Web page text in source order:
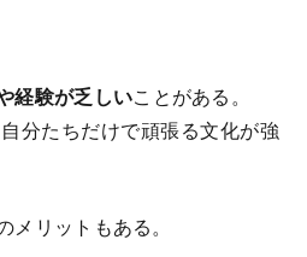
経験が乏しいことがある。
分たちだけで頑張る文化が強
リットもある。